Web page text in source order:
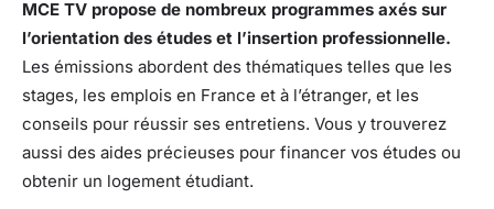
MCE TV propose de nombreux programmes axés sur
l’orientation des études et l’insertion professionnelle.
Les émissions abordent des thématiques telles que les
stages, les emplois en France et à l’étranger, et les
conseils pour réussir ses entretiens. Vous y trouverez
aussi des aides précieuses pour financer vos études ou
obtenir un logement étudiant.